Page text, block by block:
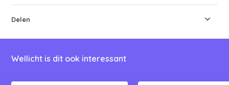
Delen
Wellicht is dit ook interessant